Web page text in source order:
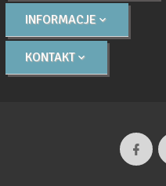
INFORMACJE
KONTAKT